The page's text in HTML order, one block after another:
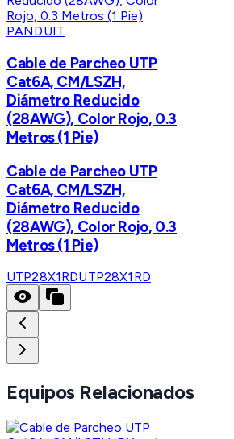
PANDUIT
Cable de Parcheo UTP
Cat6A, CM/LSZH,
Diámetro Reducido
(28AWG), Color Rojo, 0.3
Metros (1 Pie)
Cable de Parcheo UTP
Cat6A, CM/LSZH,
Diámetro Reducido
(28AWG), Color Rojo, 0.3
Metros (1 Pie)
UTP28X1RDUTP28X1RD
Equipos Relacionados